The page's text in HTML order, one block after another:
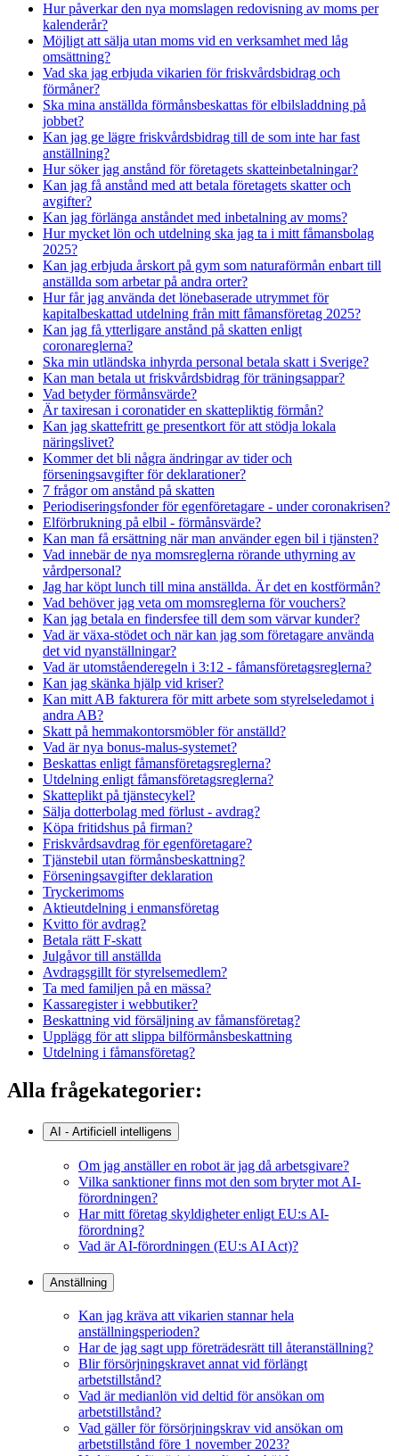
Hur påverkar den nya momslagen redovisning av moms per
kalenderår?
Möjligt att sälja utan moms vid en verksamhet med låg
omsättning?
Vad ska jag erbjuda vikarien för friskvårdsbidrag och
förmåner?
Ska mina anställda förmånsbeskattas för elbilsladdning på
jobbet?
Kan jag ge lägre friskvårdsbidrag till de som inte har fast
anställning?
Hur söker jag anstånd för företagets skatteinbetalningar?
Kan jag få anstånd med att betala företagets skatter och
avgifter?
Kan jag förlänga anståndet med inbetalning av moms?
Hur mycket lön och utdelning ska jag ta i mitt fåmansbolag
2025?
Kan jag erbjuda årskort på gym som naturaförmån enbart till
anställda som arbetar på andra orter?
Hur får jag använda det lönebaserade utrymmet för
kapitalbeskattad utdelning från mitt fåmansföretag 2025?
Kan jag få ytterligare anstånd på skatten enligt
coronareglerna?
Ska min utländska inhyrda personal betala skatt i Sverige?
Kan man betala ut friskvårdsbidrag för träningsappar?
Vad betyder förmånsvärde?
Är taxiresan i coronatider en skattepliktig förmån?
Kan jag skattefritt ge presentkort för att stödja lokala
näringslivet?
Kommer det bli några ändringar av tider och
förseningsavgifter för deklarationer?
7 frågor om anstånd på skatten
Periodiseringsfonder för egenföretagare - under coronakrisen?
Elförbrukning på elbil - förmånsvärde?
Kan man få ersättning när man använder egen bil i tjänsten?
Vad innebär de nya momsreglerna rörande uthyrning av
vårdpersonal?
Jag har köpt lunch till mina anställda. Är det en kostförmån?
Vad behöver jag veta om momsreglerna för vouchers?
Kan jag betala en findersfee till dem som värvar kunder?
Vad är växa-stödet och när kan jag som företagare använda
det vid nyanställningar?
Vad är utomståenderegeln i 3:12 - fåmansföretagsreglerna?
Kan jag skänka hjälp vid kriser?
Kan mitt AB fakturera för mitt arbete som styrelseledamot i
andra AB?
Skatt på hemmakontorsmöbler för anställd?
Vad är nya bonus-malus-systemet?
Beskattas enligt fåmansföretagsreglerna?
Utdelning enligt fåmansföretagsreglerna?
Skatteplikt på tjänstecykel?
Sälja dotterbolag med förlust - avdrag?
Köpa fritidshus på firman?
Friskvårdsavdrag för egenföretagare?
Tjänstebil utan förmånsbeskattning?
Förseningsavgifter deklaration
Tryckerimoms
Aktieutdelning i enmansföretag
Kvitto för avdrag?
Betala rätt F-skatt
Julgåvor till anställda
Avdragsgillt för styrelsemedlem?
Ta med familjen på en mässa?
Kassaregister i webbutiker?
Beskattning vid försäljning av fåmansföretag?
Upplägg för att slippa bilförmånsbeskattning
Utdelning i fåmansföretag?
Alla frågekategorier:
AI - Artificiell intelligens
Om jag anställer en robot är jag då arbetsgivare?
Vilka sanktioner finns mot den som bryter mot AI-
förordningen?
Har mitt företag skyldigheter enligt EU:s AI-
förordning?
Vad är AI-förordningen (EU:s AI Act)?
Anställning
Kan jag kräva att vikarien stannar hela
anställningsperioden?
Har de jag sagt upp företrädesrätt till återanställning?
Blir försörjningskravet annat vid förlängt
arbetstillstånd?
Vad är medianlön vid deltid för ansökan om
arbetstillstånd?
Vad gäller för försörjningskrav vid ansökan om
arbetstillstånd före 1 november 2023?